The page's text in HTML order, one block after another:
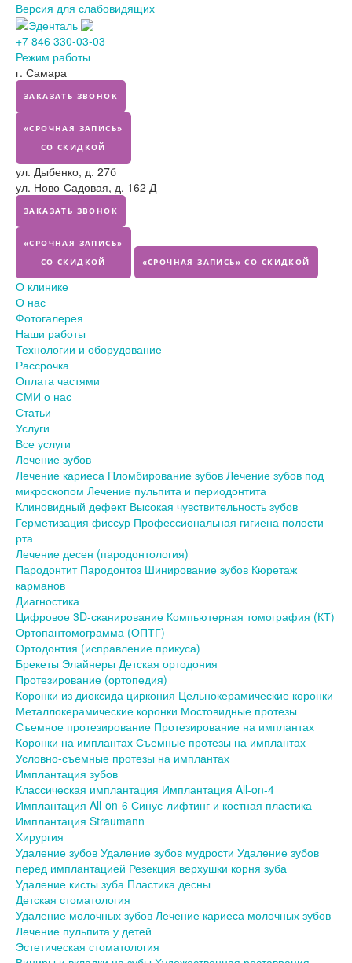
Версия для слабовидящих
+7 846 330-03-03
Режим работы
г. Самара
ЗАКАЗАТЬ ЗВОНОК
«СРОЧНАЯ ЗАПИСЬ»
СО СКИДКОЙ
ул. Дыбенко, д. 27б
ул. Ново-Садовая, д. 162 Д
ЗАКАЗАТЬ ЗВОНОК
«СРОЧНАЯ ЗАПИСЬ»
СО СКИДКОЙ
«СРОЧНАЯ ЗАПИСЬ» СО СКИДКОЙ
О клинике
О нас
Фотогалерея
Наши работы
Технологии и оборудование
Рассрочка
Оплата частями
СМИ о нас
Статьи
Услуги
Все услуги
Лечение зубов
Лечение кариеса Пломбирование зубов Лечение зубов под
микроскопом Лечение пульпита и периодонтита
Клиновидный дефект Высокая чувствительность зубов
Герметизация фиссур Профессиональная гигиена полости
рта
Лечение десен (пародонтология)
Пародонтит Пародонтоз Шинирование зубов Кюретаж
карманов
Диагностика
Цифровое 3D-сканирование Компьютерная томография (КТ)
Ортопантомограмма (ОПТГ)
Ортодонтия (исправление прикуса)
Брекеты Элайнеры Детская ортодония
Протезирование (ортопедия)
Коронки из диоксида циркония Цельнокерамические коронки
Металлокерамические коронки Мостовидные протезы
Съемное протезирование Протезирование на имплантах
Коронки на имплантах Съемные протезы на имплантах
Условно-съемные протезы на имплантах
Имплантация зубов
Классическая имплантация Имплантация All-on-4
Имплантация All-on-6 Синус-лифтинг и костная пластика
Имплантация Straumann
Хирургия
Удаление зубов Удаление зубов мудрости Удаление зубов
перед имплантацией Резекция верхушки корня зуба
Удаление кисты зуба Пластика десны
Детская стоматология
Удаление молочных зубов Лечение кариеса молочных зубов
Лечение пульпита у детей
Эстетическая стоматология